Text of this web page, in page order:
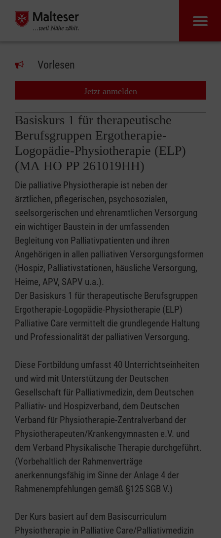
Vorlesen
Jetzt anmelden
Basiskurs 1 für therapeutische
Berufsgruppen Ergotherapie-
Logopädie-Physiotherapie (ELP)
(MA HO PP 261019HH)
Die palliative Physiotherapie ist neben der
ärztlichen, pflegerischen, psychosozialen,
seelsorgerischen und ehrenamtlichen Versorgung
ein wichtiger Baustein in der umfassenden
Begleitung von Palliativpatienten und ihren
Angehörigen in allen palliativen Versorgungsformen
(Hospiz, Palliativstationen, häusliche Versorgung,
Heime, APV, SAPV u.a.).
Der Basiskurs 1 für therapeutische Berufsgruppen
Ergotherapie-Logopädie-Physiotherapie (ELP)
Palliative Care vermittelt die grundlegende Haltung
und Professionalität der palliativen Versorgung.
Diese Fortbildung umfasst 40 Unterrichtseinheiten
und wird mit Unterstützung der Deutschen
Gesellschaft für Palliativmedizin, dem Deutschen
Palliativ- und Hospizverband, dem Deutschen
Verband für Physiotherapie-Zentralverband der
Physiotherapeuten/Krankengymnasten e.V. und
dem Verband Physikalische Therapie durchgeführt.
(Vorbehaltlich der Rahmenverträge
anerkennungsfähig im Sinne der Anlage 4 der
Rahmenempfehlungen gemäß §125 SGB V.)
Der Kurs basiert auf dem Basiscurriculum
Physiotherapie in Palliative Care/Palliativmedizin